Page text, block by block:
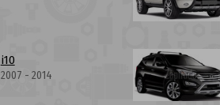
i10
2007 - 2014